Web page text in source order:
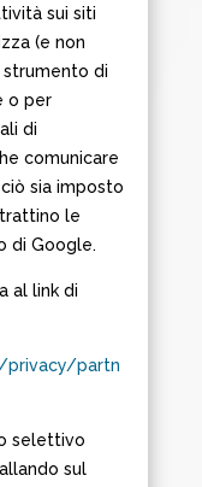
sui siti
(e non
di
o per
di
comunicare
sia imposto
le
di Google.
al link di
partn
selettivo
sul